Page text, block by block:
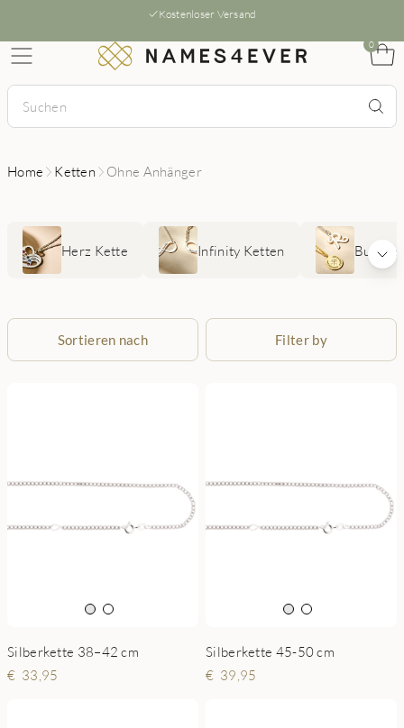
Kostenloser Versand
0
Home Ketten Ohne Anhänger
Herz Kette Infinity Ketten
Sortieren nach Filter by
Silberkette 38–42 cm
33,95
Silberkette 45-50 cm
39,95